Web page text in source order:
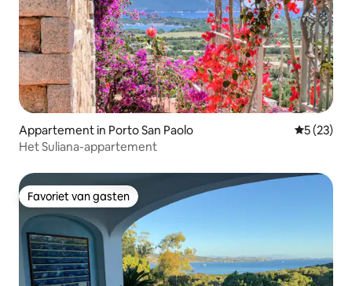
Appartement in Porto San Paolo
5 (23)
Het Suliana-appartement
Favoriet van gasten
Favoriet van gasten